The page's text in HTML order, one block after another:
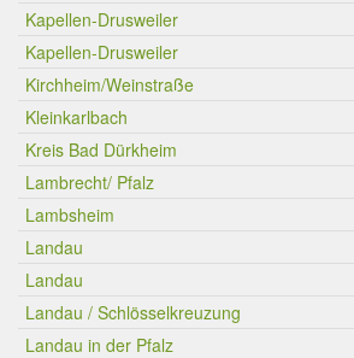
Kapellen-Drusweiler
Kapellen-Drusweiler
Kirchheim/Weinstraße
Kleinkarlbach
Kreis Bad Dürkheim
Lambrecht/ Pfalz
Lambsheim
Landau
Landau
Landau / Schlösselkreuzung
Landau in der Pfalz